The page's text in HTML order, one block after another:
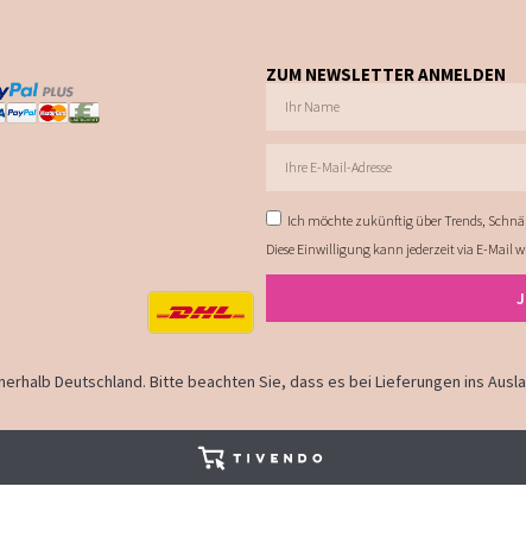
ZUM NEWSLETTER ANMELDEN
Ich möchte zukünftig über Trends,
Diese Einwilligung kann jederzeit via E-Mail
Deutschland. Bitte beachten Sie, dass es bei Lieferungen ins